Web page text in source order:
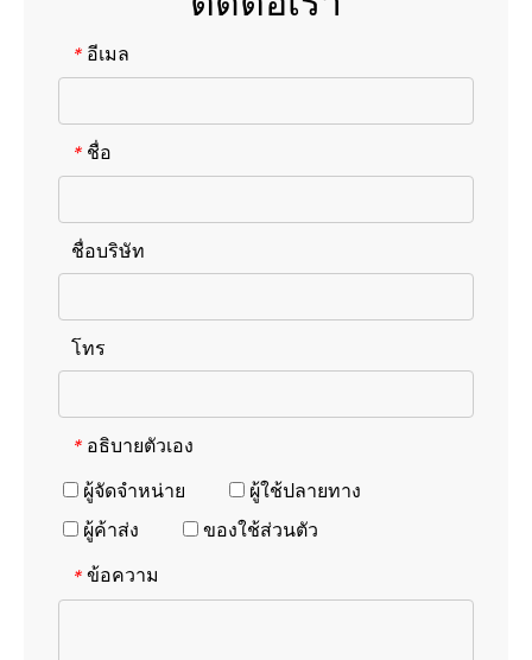
* อีเมล
* ชื่อ
ชื่อบริษัท
โทร
* อธิบายตัวเอง
ผู้จัดจำหน่าย
ผู้ใช้ปลายทาง
ผู้ค้าส่ง
ของใช้ส่วนตัว
* ข้อความ